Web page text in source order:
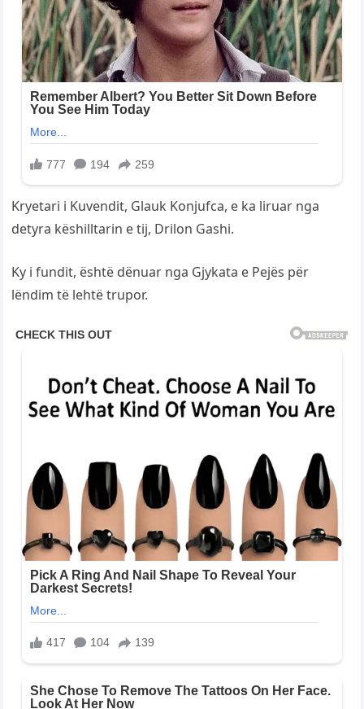
Kryetari i Kuvendit, Glauk Konjufca, e ka liruar nga
detyra këshilltarin e tij, Drilon Gashi.
Ky i fundit, është dënuar nga Gjykata e Pejës për
lëndim të lehtë trupor.